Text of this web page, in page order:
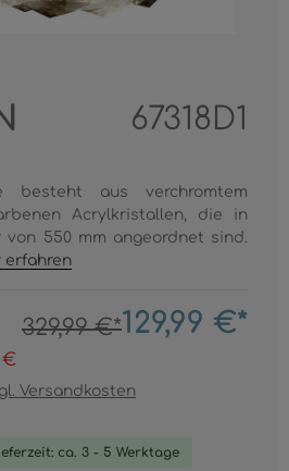
67318D1
besteht aus verchromtem
Acrylkristallen, die in
von 550 mm angeordnet sind.
erfahren
329,99 €*129,99 €*
€
Versandkosten
ca. 3 - 5 Werktage